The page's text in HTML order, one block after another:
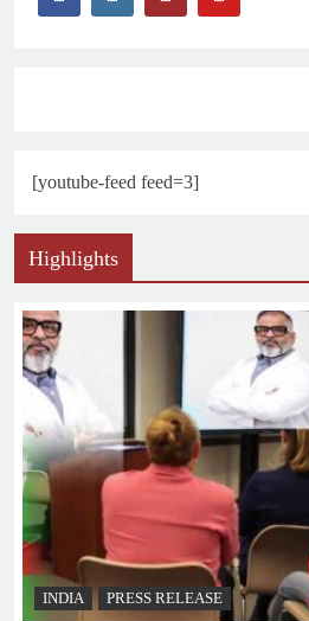
[youtube-feed feed=3]
Highlights
INDIA PRESS RELEASE